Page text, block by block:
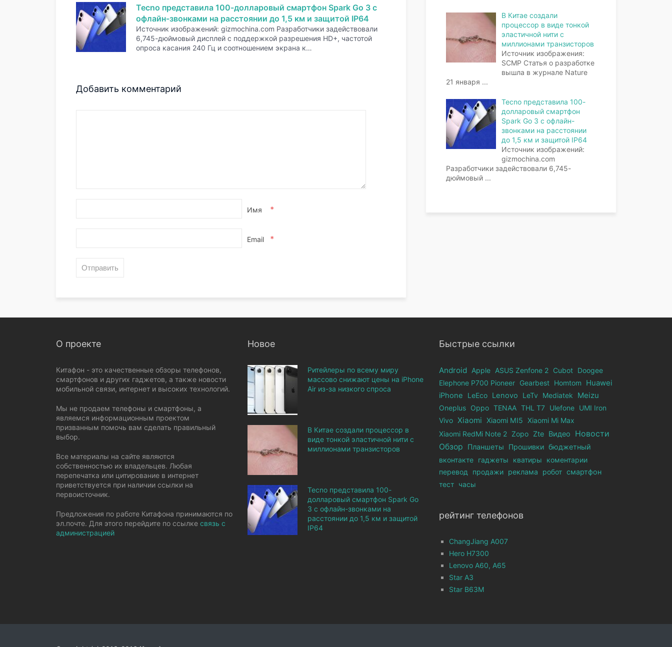
Tecno представила 100-долларовый смартфон Spark Go 3 с
офлайн-звонками на расстоянии до 1,5 км и защитой IP64
Источник изображений: gizmochina.com Разработчики задействовали
6,745-дюймовый дисплей с поддержкой разрешения HD+, частотой
опроса касания 240 Гц и соотношением экрана к…
Добавить комментарий
Имя *
Email *
В Китае создали
процессор в виде тонкой
эластичной нити с
миллионами транзисторов
Источник изображения:
SCMP Статья о разработке
вышла в журнале Nature
21 января ...
Tecno представила 100-
долларовый смартфон
Spark Go 3 с офлайн-
звонками на расстоянии
до 1,5 км и защитой IP64
Источник изображений:
gizmochina.com
Разработчики задействовали 6,745-
дюймовый ...
О проекте
Китафон - это качественные обзоры телефонов,
смартфонов и других гаджетов, а также новости
мобильной связи, интернет и высоких технологий.
Мы не продаем телефоны и смартфоны, а
являемся информационным проектом
призванным помочь вам сделать правильный
выбор.
Все материалы на сайте являются
собственностью их владельцев. Любая
перепечатка или цитирование в интернет
приветствуется при наличии ссылки на
первоисточник.
Предложения по работе Китафона принимаются по
эл.почте. Для этого перейдите по ссылке связь с
администрацией
Новое
Ритейлеры по всему миру
массово снижают цены на iPhone
Air из-за низкого спроса
В Китае создали процессор в
виде тонкой эластичной нити с
миллионами транзисторов
Tecno представила 100-
долларовый смартфон Spark Go
3 с офлайн-звонками на
расстоянии до 1,5 км и защитой
IP64
Быстрые ссылки
Android Apple ASUS Zenfone 2 Cubot Doogee
Elephone Р700 Pioneer Gearbest Homtom
Huawei
iPhone
LeEco Lenovo LeTv Mediatek Meizu
Oneplus Oppo TENAA THL T7 Ulefone UMI Iron
Vivo Xiaomi Xiaomi MI5 Xiaomi Mi Max
Xiaomi RedMi Note 2 Zopo Zte Видео Новости
Обзор Планшеты Прошивки бюджетный
вконтакте гаджеты кватиры
коментарии
перевод
продажи реклама робот смартфон
тест часы
рейтинг телефонов
ChangJiang A007
Hero H7300
Lenovo A60, A65
Star A3
Star B63M